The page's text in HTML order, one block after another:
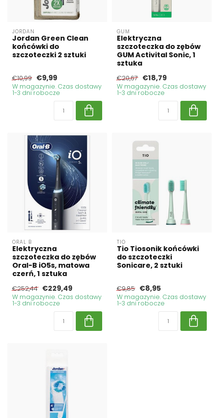
JORDAN
Jordan Green Clean
końcówki do
szczoteczki 2 sztuki
€10,99 €9,99
W magazynie. Czas dostawy
1-3 dni robocze
GUM
Elektryczna
szczoteczka do zębów
GUM Activital Sonic, 1
sztuka
€20,67 €18,79
W magazynie. Czas dostawy
1-3 dni robocze
ORAL B
Elektryczna
szczoteczka do zębów
Oral-B iO5s, matowa
czerń, 1 sztuka
€252,44 €229,49
W magazynie. Czas dostawy
1-3 dni robocze
TIO
Tio Tiosonik końcówki
do szczoteczki
Sonicare, 2 sztuki
€9,85 €8,95
W magazynie. Czas dostawy
1-3 dni robocze